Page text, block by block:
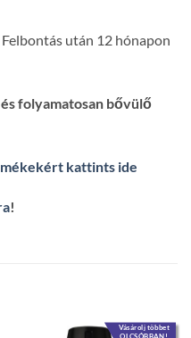
után 12 hónapon
folyamatosan bővülő
kattints ide
!
Vásárolj többet
OLCSÓBBAN!